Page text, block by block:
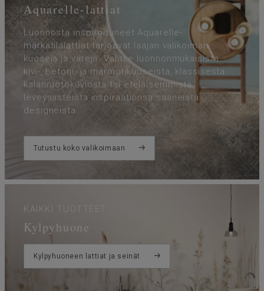
Aquarelle-lattiat
Luonnosta inspiroituneet Aquarelle-
märkätilalattiat tarjoavat laajan valikoiman
kuoseja ja värejä. Valitse luonnonmukaisista
kivi-, betoni- ja marmorikuoseista, klassisesta
kalanruotokuviosta tai eteläisemmistä
leveysasteista inspiraationsa saaneista
designeista.
Tutustu koko valikoimaan
KAIKKI TUOTTEET
Kylpyhuone
Kylpyhuoneen lattiat ja seinät